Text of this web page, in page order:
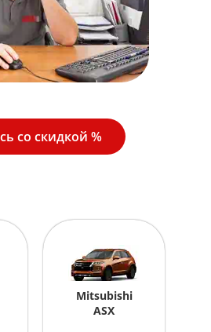
со скидкой %
Mitsubishi
ASX